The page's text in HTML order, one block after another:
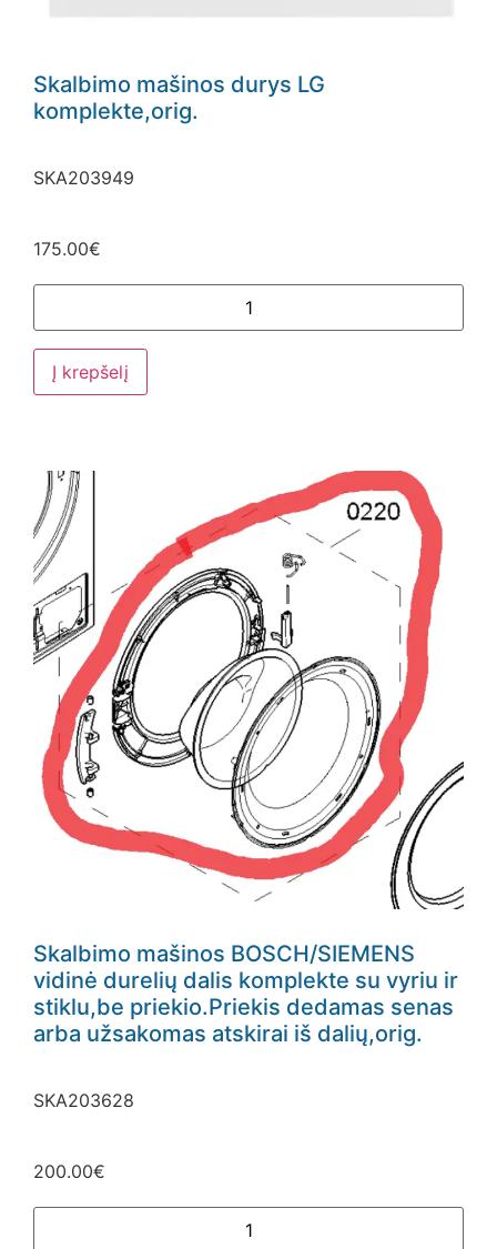
Skalbimo mašinos durys LG
komplekte,orig.
SKA203949
175.00€
Į krepšelį
Skalbimo mašinos BOSCH/SIEMENS
vidinė durelių dalis komplekte su vyriu ir
stiklu,be priekio.Priekis dedamas senas
arba užsakomas atskirai iš dalių,orig.
SKA203628
200.00€